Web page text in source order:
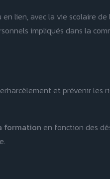
lien, avec la vie scolaire de
impliqués dans la
et prévenir les
formation en fonction des